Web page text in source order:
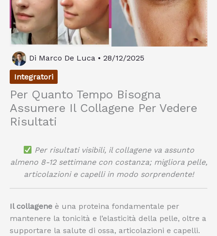
Di Marco De Luca • 28/12/2025
Integratori
Per Quanto Tempo Bisogna
Assumere Il Collagene Per Vedere
Risultati
Per risultati visibili, il collagene va assunto
almeno 8-12 settimane con costanza; migliora pelle,
articolazioni e capelli in modo sorprendente!
Il collagene è una proteina fondamentale per
mantenere la tonicità e l’elasticità della pelle, oltre a
supportare la salute di ossa, articolazioni e capelli.